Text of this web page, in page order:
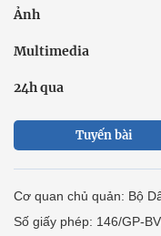
Ảnh
Multimedia
24h qua
Tuyến bài
Cơ quan chủ quản: Bộ
Số giấy phép: 146/GP-